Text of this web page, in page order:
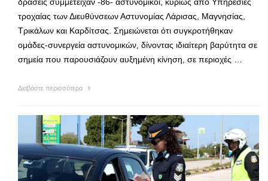
τροχαίας των Διευθύνσεων Αστυνομίας Λάρισας, Μαγνησίας,
Τρικάλων και Καρδίτσας. Σημειώνεται ότι συγκροτήθηκαν
ομάδες-συνεργεία αστυνομικών, δίνοντας ιδιαίτερη βαρύτητα σε
σημεία που παρουσιάζουν αυξημένη κίνηση, σε περιοχές …
Διαβάστε περισσότερα